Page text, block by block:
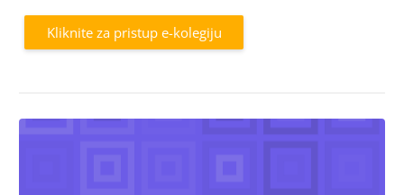
Kliknite za pristup e-kolegiju